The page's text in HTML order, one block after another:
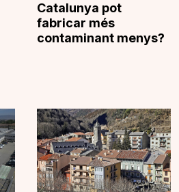
Catalunya pot
fabricar més
contaminant menys?